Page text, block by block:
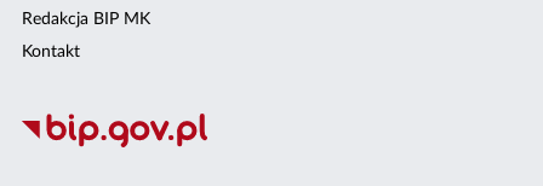
Redakcja BIP MK
Kontakt